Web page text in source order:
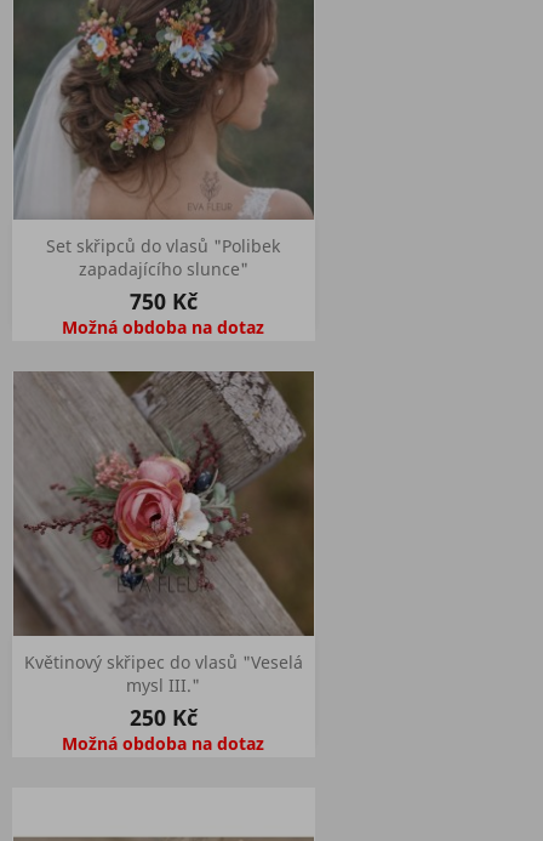
Set skřipců do vlasů "Polibek
zapadajícího slunce"
750 Kč
Možná obdoba na dotaz
Květinový skřipec do vlasů "Veselá
mysl III."
250 Kč
Možná obdoba na dotaz